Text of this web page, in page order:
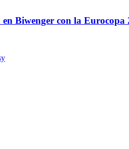
Biwenger con la Eurocopa